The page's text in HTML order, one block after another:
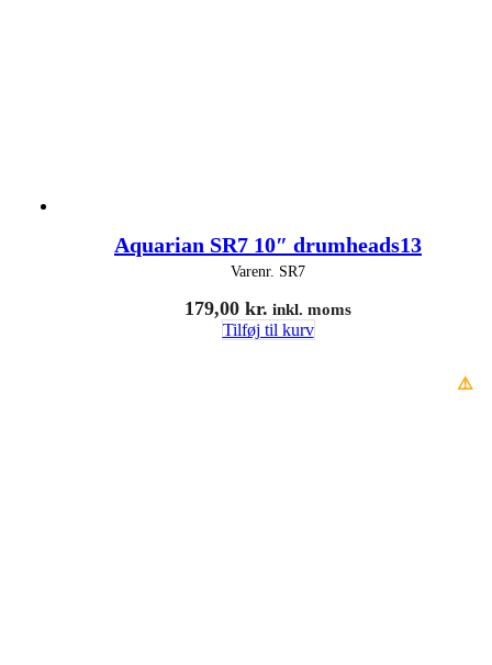
Aquarian SR7 10″ drumheads13
Varenr. SR7
179,00 kr. inkl. moms
Tilføj til kurv
⚠️